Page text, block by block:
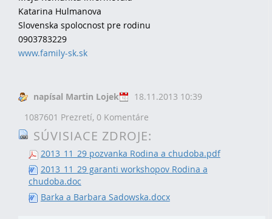
Katarina Hulmanova
Slovenska spolocnost pre rodinu
0903783229
www.family-sk.sk
napísal Martin Lojek
18.11.2013 10:39
1087601 Prezretí, 0 Komentáre
SÚVISIACE ZDROJE:
2013_11_29 pozvanka Rodina a chudoba.pdf
2013_11_29 garanti workshopov Rodina a
chudoba.doc
Barka a Barbara Sadowska.docx